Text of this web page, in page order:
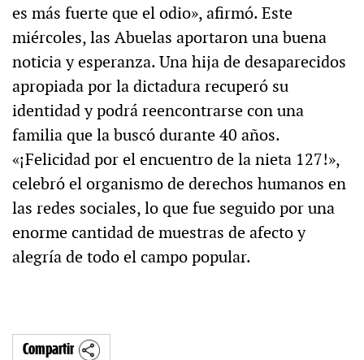
es más fuerte que el odio», afirmó. Este
miércoles, las Abuelas aportaron una buena
noticia y esperanza. Una hija de desaparecidos
apropiada por la dictadura recuperó su
identidad y podrá reencontrarse con una
familia que la buscó durante 40 años.
«¡Felicidad por el encuentro de la nieta 127!»,
celebró el organismo de derechos humanos en
las redes sociales, lo que fue seguido por una
enorme cantidad de muestras de afecto y
alegría de todo el campo popular.
Compartir